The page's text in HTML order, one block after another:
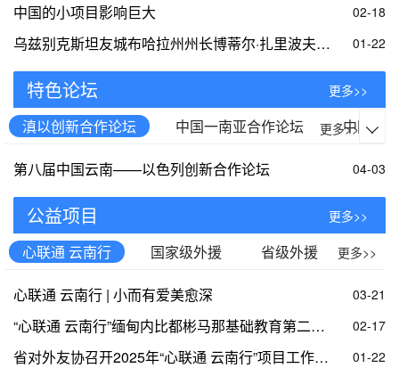
中国的小项目影响巨大 02-18
乌兹别克斯坦友城布哈拉州州长博蒂尔·扎里波夫率团访滇 01-22
特色论坛 更多>>
滇以创新合作论坛 中国一南亚合作论坛 中国一

更多>>
第八届中国云南——以色列创新合作论坛 04-03
公益项目 更多>>
心联通 云南行 国家级外援 省级外援 更多>>
心联通 云南行 | 小而有爱美愈深 03-21
“心联通 云南行”缅甸内比都彬马那基础教育第二中学绿电项目正式移交 02-17
省对外友协召开2025年“心联通 云南行”项目工作总结会暨2026年申报启动会 01-22